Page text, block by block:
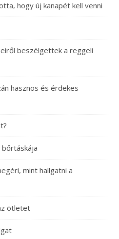
hogy új kanapét kell venni
beszélgettek a reggeli
hasznos és érdekes
bőrtáskája
mint hallgatni a
ötletet